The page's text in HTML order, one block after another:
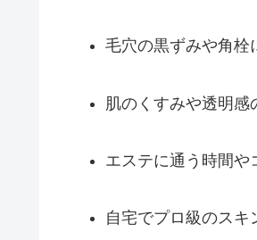
毛穴の黒ずみや角栓
肌のくすみや透明感
エステに通う時間や
自宅でプロ級のスキ